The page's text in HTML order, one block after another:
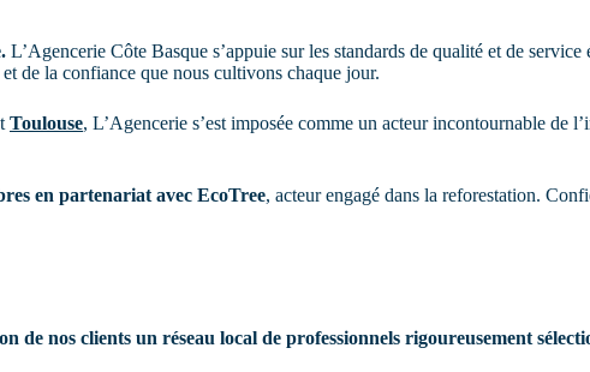
L’Agencerie Côte Basque s’appuie sur les standards de qualité et de
de la confiance que nous cultivons chaque jour.
Toulouse, L’Agencerie s’est imposée comme un acteur incontournable de
en partenariat avec EcoTree, acteur engagé dans la reforestation.
de nos clients un réseau local de professionnels rigoureusement